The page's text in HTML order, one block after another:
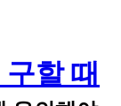
할 때